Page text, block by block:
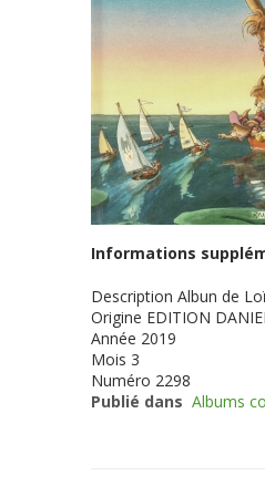
Informations
Description Albun de
Origine EDITION
Année 2019
Mois 3
Numéro 2298
Publié dans Albums